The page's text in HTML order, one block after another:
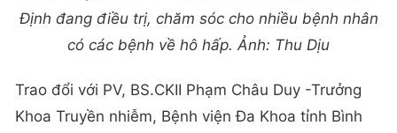
Định đang điều trị, chăm sóc cho nhiều bệnh nhân
có các bệnh về hô hấp. Ảnh: Thu Dịu
Trao đổi với PV, BS.CKII Phạm Châu Duy -Trưởng
Khoa Truyền nhiễm, Bệnh viện Đa Khoa tỉnh Bình